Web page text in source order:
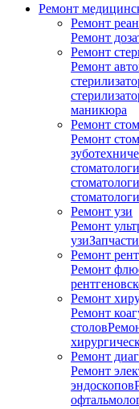
Ремонт
Ремонт
Ремонт
Ремонт
Ремонт
маникюра
Ремонт
Ремонт
Ремонт узи
Ремонт
узи
Ремонт
Ремонт
Ремонт
Ремонт
столов
Ремонт
Ремонт
эндоскопов